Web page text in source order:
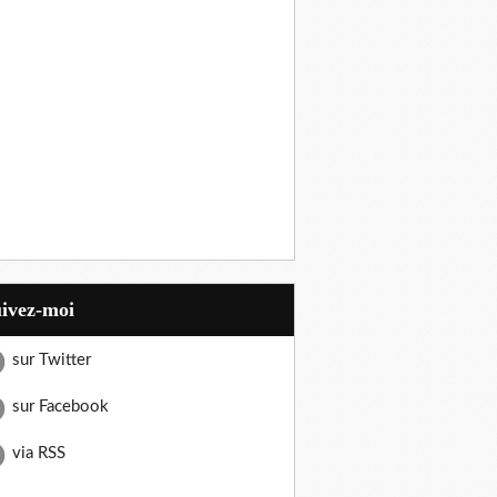
moi
sur Twitter
sur Facebook
via RSS